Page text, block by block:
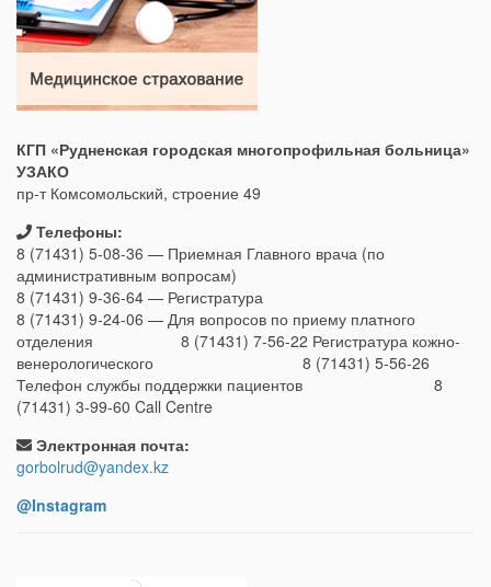
КГП «Рудненская городская многопрофильная больница»
УЗАКО
пр-т Комсомольский, строение 49
Телефоны:
8 (71431) 5-08-36 — Приемная Главного врача (по
административным вопросам)
8 (71431) 9-36-64 — Регистратура
8 (71431) 9-24-06 — Для вопросов по приему платного
отделения 8 (71431) 7-56-22 Регистратура кожно-
венерологического 8 (71431) 5-56-26
Телефон службы поддержки пациентов 8
(71431) 3-99-60 Call Centre
Электронная почта:
gorbolrud@yandex.kz
@Instagram